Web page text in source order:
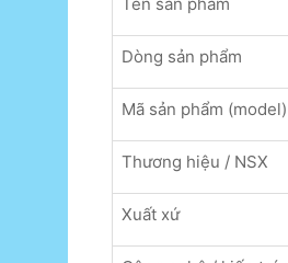
Dòng sản phẩm
Mã sản phẩm (model)
Thương hiệu / NSX
Xuất xứ